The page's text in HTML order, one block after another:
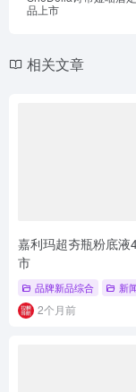
品上市
相关文章
嘉利玛超夯瓶粉底液
市
品牌新品综合 新
2个月前